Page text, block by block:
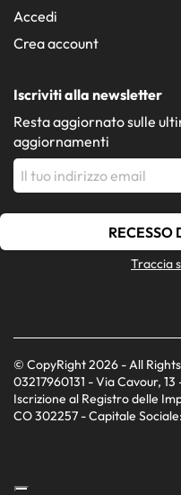
Accedi
Crea account
Iscriviti alla newsletter
Resta aggiornato sulle
aggiornamenti
RECESSO
Traccia
© CopyRight 2026 - All
03217960131 - Via Cavour,
Iscrizione al Registro delle
CO 302257 - Capitale